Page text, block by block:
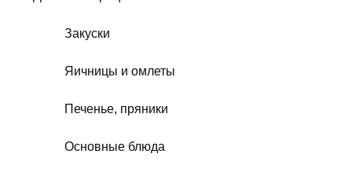
Закуски
Яичницы и омлеты
Печенье, пряники
Основные блюда